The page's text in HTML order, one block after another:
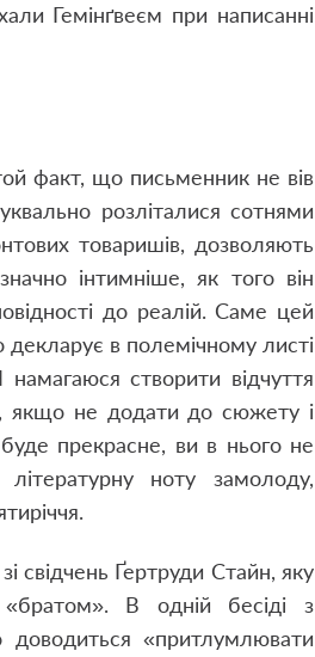
Гемінґвеєм при написанні
факт, що письменник не вів
розліталися сотнями
товаришів, дозволяють
інтимніше, як того він
до реалій. Саме цей
декларує в полемічному листі
створити відчуття
якщо не додати до сюжету і
прекрасне, ви в нього не
ноту замолоду,
свідчень Ґертруди Стайн, яку
В одній бесіді з
доводиться «притлумлювати